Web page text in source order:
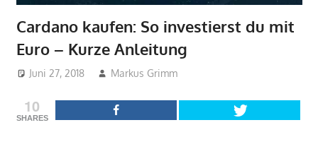
Cardano kaufen: So investierst du mit
Euro – Kurze Anleitung
Juni 27, 2018 Markus Grimm
10
SHARES